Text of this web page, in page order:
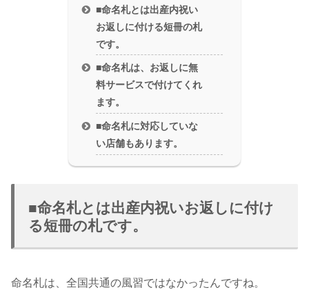
■命名札とは出産内祝い
お返しに付ける短冊の札
です。
■命名札は、お返しに無
料サービスで付けてくれ
ます。
■命名札に対応していな
い店舗もあります。
■命名札とは出産内祝いお返しに付け
る短冊の札です。
命名札は、全国共通の風習ではなかったんですね。